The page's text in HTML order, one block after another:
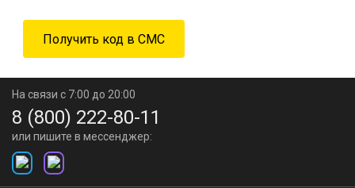
На связи с 7:00 до 20:00
8 (800) 222-80-11
или пишите в мессенджер: